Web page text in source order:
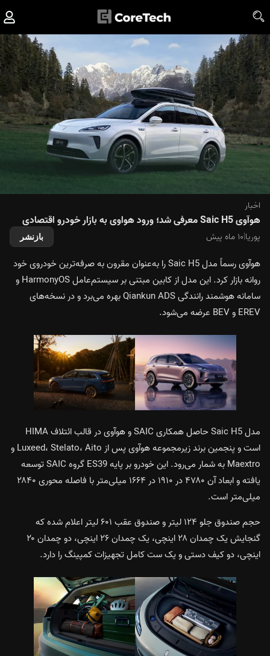
اخبار
هوآوی Saic H5 معرفی شد؛ ورود هواوی به بازار خودرو اقتصادی
پوریا|۱۰ ماه پیش بازنشر
هوآوی رسماً مدل Saic H5 را به‌عنوان مقرون به صرفه‌ترین خودروی خود
روانه بازار کرد. این مدل از کابین مبتنی بر سیستم‌عامل HarmonyOS و
سامانه هوشمند رانندگی Qiankun ADS بهره می‌برد و در نسخه‌های
EREV و BEV عرضه می‌شود.
مدل Saic H5 حاصل همکاری SAIC و هوآوی در قالب ائتلاف HIMA
است و پنجمین برند زیرمجموعه هوآوی پس از Luxeed، Stelato، Aito و
Maextro به شمار می‌رود. این خودرو بر پایه ES39 گروه SAIC توسعه
یافته و ابعاد آن ۴۷۸۰ در ۱۹۱۰ در ۱۶۶۴ میلی‌متر با فاصله محوری ۲۸۴۰
میلی‌متر است.
حجم صندوق جلو ۱۲۴ لیتر و صندوق عقب ۶۰۱ لیتر اعلام شده که
گنجایش یک چمدان ۲۸ اینچی، یک چمدان ۲۶ اینچی، دو چمدان ۲۰
اینچی، دو کیف دستی و یک ست کامل تجهیزات کمپینگ را دارد.